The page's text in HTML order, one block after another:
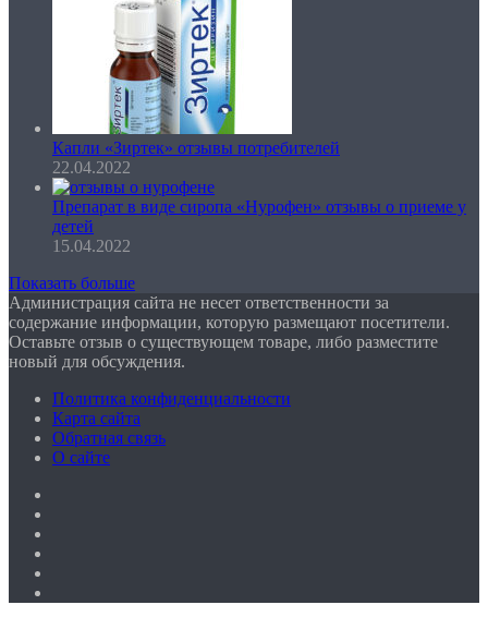
Капли «Зиртек» отзывы потребителей
22.04.2022
Препарат в виде сиропа «Нурофен» отзывы о приеме у
детей
15.04.2022
Показать больше
Администрация сайта не несет ответственности за
содержание информации, которую размещают посетители.
Оставьте отзыв о существующем товаре, либо разместите
новый для обсуждения.
Политика конфиденциальности
Карта сайта
Обратная связь
О сайте